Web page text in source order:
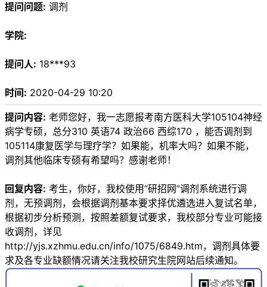
提问问题: 调剂
学院:
提问人: 18***93
时间: 2020-04-29 10:20
提问内容: 老师您好，我一志愿报考南方医科大学105104神经
病学专硕，总分310 英语74 政治66 西综170 ，能否调剂到
105114康复医学与理疗学？如果能，机率大吗？如果不能，
调剂其他临床专硕有希望吗？感谢老师！
回复内容: 考生，你好，我校使用“研招网”调剂系统进行调
剂，无预调剂，会根据调剂基本要求择优遴选进入复试名单，
根据初步分析预测，按照差额复试要求，我校部分专业可能接
收调剂，详见
http://yjs.xzhmu.edu.cn/info/1075/6849.htm，调剂具体要
求及各专业缺额情况请关注我校研究生院网站后续通知。